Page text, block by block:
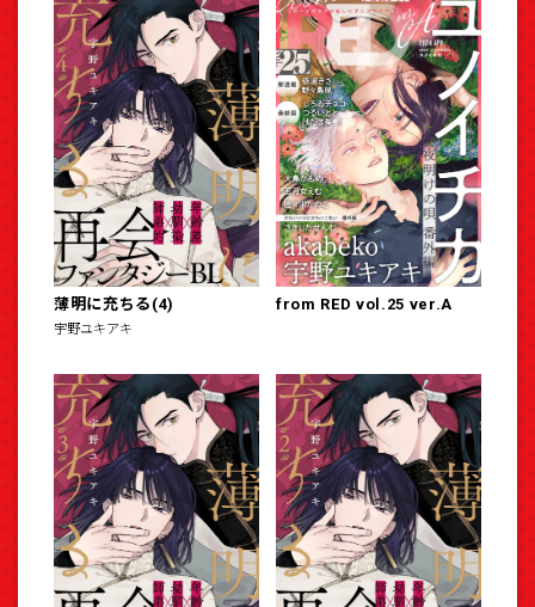
薄明に充ちる(4)
宇野ユキアキ
from RED vol.25 ver.A